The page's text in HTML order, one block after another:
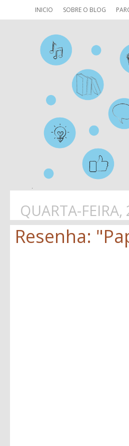
INICIO SOBRE O BLOG
QUARTA-
Resenha: